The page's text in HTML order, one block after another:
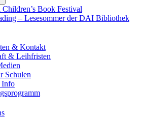
submenu
Book Festival
– Lesesommer der DAI Bibliothek
& Kontakt
& Leihfristen
Schulen
Info